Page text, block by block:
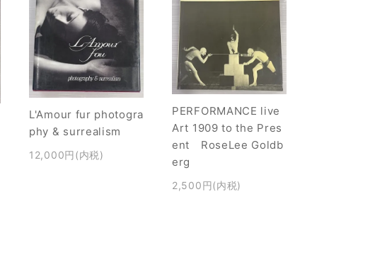
L'Amour fur photogra
phy & surrealism
12,000円(内税)
PERFORMANCE live
Art 1909 to the Pres
ent RoseLee Goldb
erg
2,500円(内税)